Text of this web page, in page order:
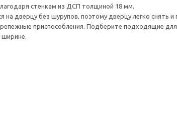
стенкам из ДСП толщиной 18 мм.
на дверцу без шурупов, поэтому дверцу легко снять и
приспособления. Подберите подходящие
ширине.